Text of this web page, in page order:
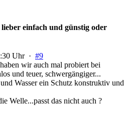
einfach und günstig oder
Uhr · #9
wir auch mal probiert bei
und teuer, schwergängiger...
Wasser ein Schutz konstruktiv und
Welle...passt das nicht auch ?